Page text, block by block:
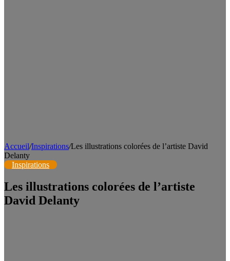
Accueil/Inspirations/Les illustrations colorées de l’artiste David
Delanty
Inspirations
Les illustrations colorées de l’artiste
David Delanty